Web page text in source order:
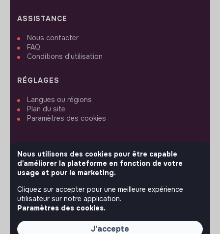
ASSISTANCE
Nous contacter
FAQ
Conditions d'utilisation
RÉGLAGES
Langues ou régions
Plan du site
Paramètres des cookies
SUIVEZ-NOUS
© 2026 jobs that makesense.
Nous utilisons des cookies pour être capable
d'améliorer la plateforme en fonction de votre
usage et pour le marketing.
Cliquez sur accepter pour une meilleure expérience
utilisateur sur notre application.
Paramètres des cookies.
J'accepte